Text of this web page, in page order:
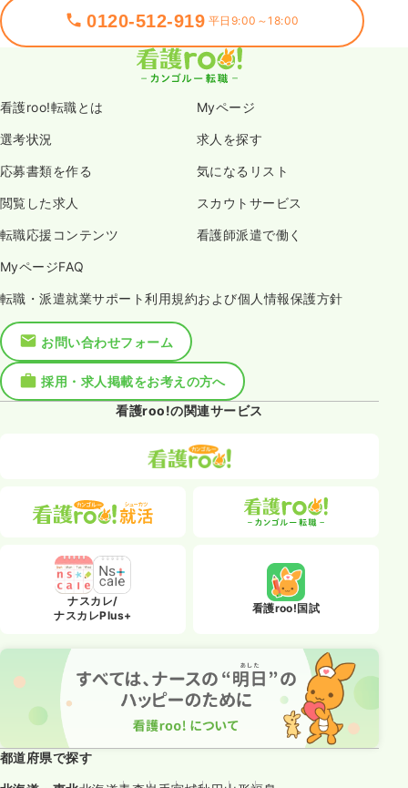
0120-512-919 平日9:00～18:00
看護roo!転職とは Myページ
選考状況 求人を探す
応募書類を作る 気になるリスト
閲覧した求人 スカウトサービス
転職応援コンテンツ 看護師派遣で働く
MyページFAQ
転職・派遣就業サポート利用規約および個人情報保護方針
お問い合わせフォーム
採用・求人掲載をお考えの方へ
看護roo!の関連サービス
ナスカレ/
ナスカレPlus+
看護roo!国試
都道府県で探す